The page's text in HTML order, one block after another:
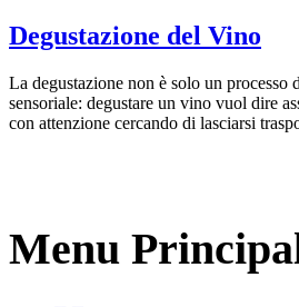
Degustazione del Vino
La degustazione non è solo un processo
sensoriale: degustare un vino vuol dire
con attenzione cercando di lasciarsi
Menu